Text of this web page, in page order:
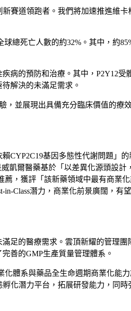
賽道領跑者。我們將加速推進維
總死亡人數的約32%。其中，約
病的預防和治療。其中，P2Y12
解決的未滿足需求。
並展現出具備充分臨床價值的療
CYP2C19基因多態性代謝問題 」 的
凱爾醫藥基於 「 以差異化源頭設計
薦，獲評 「 該新藥領域中最有商業
Class潛力，商業化前景廣闊，有
足的醫療需求。雲頂新耀的管理
善的GMP生產質量管理體系。
體系與藥品全生命週期商業化能
化潛力平台，拓展研發能力，同